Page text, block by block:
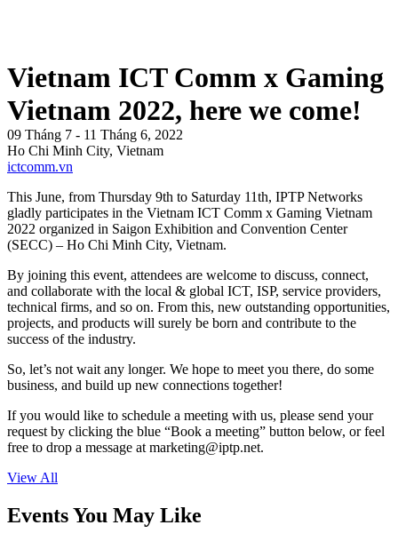
Vietnam ICT Comm x Gaming
Vietnam 2022, here we come!
09 Tháng 7 - 11 Tháng 6, 2022
Ho Chi Minh City, Vietnam
ictcomm.vn
This June, from Thursday 9th to Saturday 11th, IPTP Networks
gladly participates in the Vietnam ICT Comm x Gaming Vietnam
2022 organized in Saigon Exhibition and Convention Center
(SECC) – Ho Chi Minh City, Vietnam.
By joining this event, attendees are welcome to discuss, connect,
and collaborate with the local & global ICT, ISP, service providers,
technical firms, and so on. From this, new outstanding opportunities,
projects, and products will surely be born and contribute to the
success of the industry.
So, let’s not wait any longer. We hope to meet you there, do some
business, and build up new connections together!
If you would like to schedule a meeting with us, please send your
request by clicking the blue “Book a meeting” button below, or feel
free to drop a message at marketing iptp.net.
View All
Events You May Like